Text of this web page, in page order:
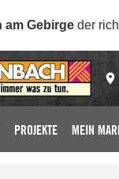
am Gebirge der
PROJEKTE MEIN